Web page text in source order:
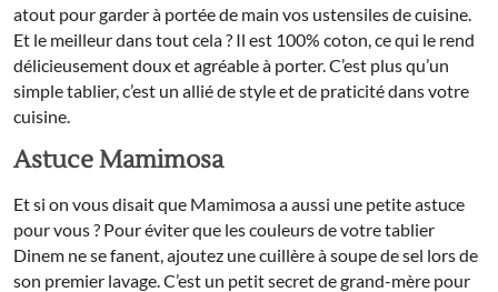
atout pour garder à portée de main vos ustensiles de cuisine.
Et le meilleur dans tout cela ? Il est 100% coton, ce qui le rend
délicieusement doux et agréable à porter. C’est plus qu’un
simple tablier, c’est un allié de style et de praticité dans votre
cuisine.
Astuce Mamimosa
Et si on vous disait que Mamimosa a aussi une petite astuce
pour vous ? Pour éviter que les couleurs de votre tablier
Dinem ne se fanent, ajoutez une cuillère à soupe de sel lors de
son premier lavage. C’est un petit secret de grand-mère pour